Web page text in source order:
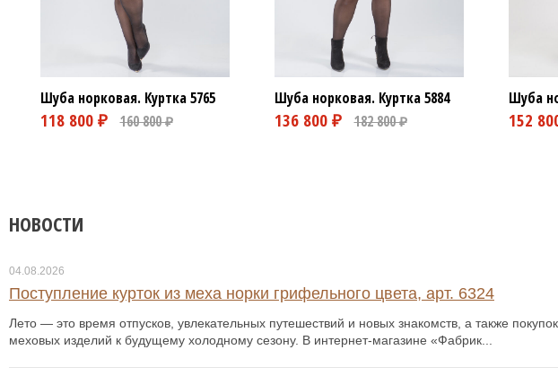
Шуба норковая. Куртка5765 Шуба норковая. Куртка5884 Шуба
НОВОСТИ
04.08.2026
Поступление курток из меха норки грифельного цвета, арт. 6324
Лето — это время отпусков, увлекательных путешествий и новых знакомств, а также покупок
меховых изделий к будущему холодному сезону. В интернет-магазине «Фабрик...